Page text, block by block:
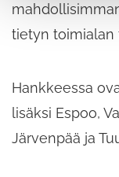
tietyn toimialan
Hankkeessa
lisäksi Espoo,
Järvenpää ja